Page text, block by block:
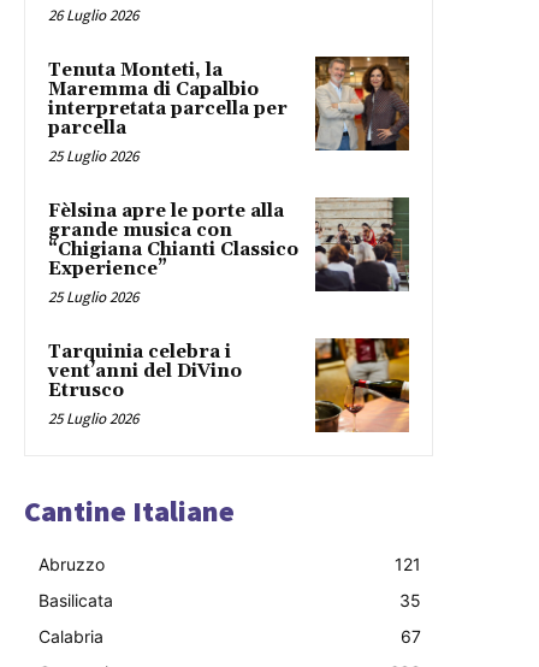
26 Luglio 2026
Tenuta Monteti, la
Maremma di Capalbio
interpretata parcella per
parcella
25 Luglio 2026
Fèlsina apre le porte alla
grande musica con
“Chigiana Chianti Classico
Experience”
25 Luglio 2026
Tarquinia celebra i
vent’anni del DiVino
Etrusco
25 Luglio 2026
Cantine Italiane
Abruzzo
121
Basilicata
35
Calabria
67